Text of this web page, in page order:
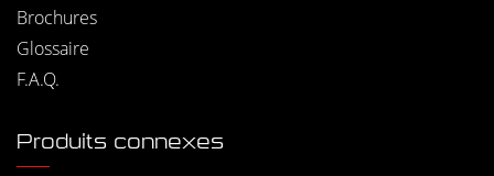
Brochures
Glossaire
F.A.Q.
Produits connexes